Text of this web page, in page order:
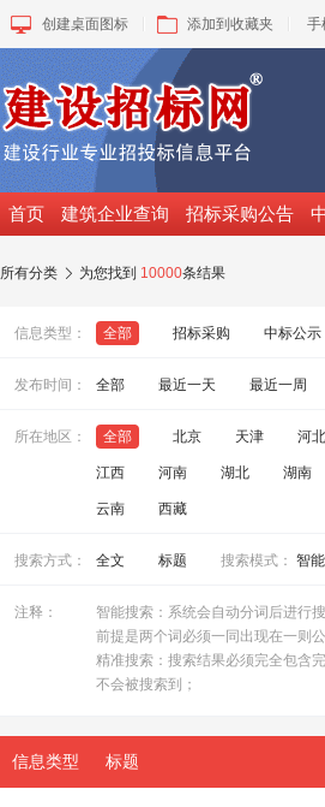
创建桌面图标 添加到收藏夹 手
首页 建筑企业查询 招标采购公告
所有分类  为您找到 10000条结果
信息类型： 全部 招标采购 中标公示
发布时间： 全部 最近一天 最近一周
所在地区： 全部 北京 天津 河北
江西 河南 湖北 湖南
云南 西藏
搜索方式： 全文 标题 搜索模式： 智能
注释：
智能搜索：系统会自动分词后进行
前提是两个词必须一同出现在一则
精准搜索：搜索结果必须完全包含
不会被搜索到；
信息类型 标题